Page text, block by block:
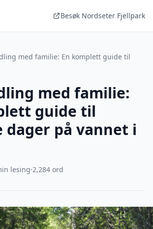
Besøk Nordseter Fjellpark
med familie: En komplett guide til
med familie:
guide til
dager på vannet i
lesing·2,284 ord